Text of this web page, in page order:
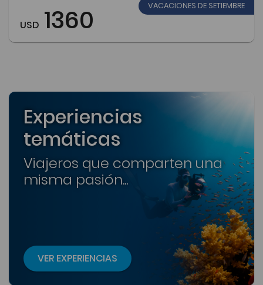
VACACIONES DE SETIEMBRE
USD 1360
Experiencias
temáticas
Viajeros que comparten una
misma pasión...
VER EXPERIENCIAS